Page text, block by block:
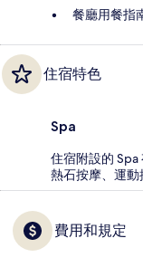
餐廳用餐指
住宿特色
Spa
住宿附設的 Spa
熱石按摩、運動
費用和規定